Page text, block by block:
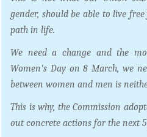
gender, should be able to live
path in life.
We need a change and the
Women's Day on 8 March, we
between women and men is
This is why, the Commission
out concrete actions for the next